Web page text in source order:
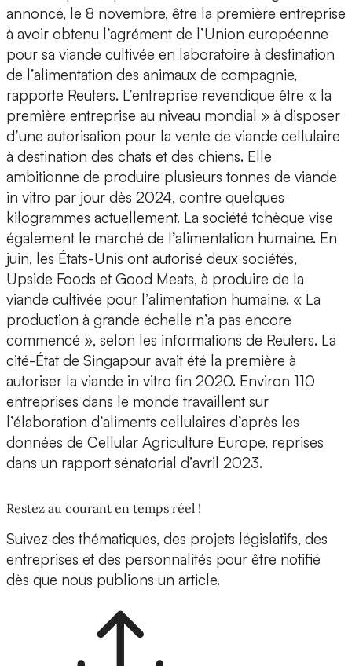
annoncé, le 8 novembre, être la première entreprise
à avoir obtenu l’agrément de l’Union européenne
pour sa viande cultivée en laboratoire à destination
de l’alimentation des animaux de compagnie,
rapporte Reuters. L’entreprise revendique être « la
première entreprise au niveau mondial » à disposer
d’une autorisation pour la vente de viande cellulaire
à destination des chats et des chiens. Elle
ambitionne de produire plusieurs tonnes de viande
in vitro par jour dès 2024, contre quelques
kilogrammes actuellement. La société tchèque vise
également le marché de l’alimentation humaine. En
juin, les États-Unis ont autorisé deux sociétés,
Upside Foods et Good Meats, à produire de la
viande cultivée pour l’alimentation humaine. « La
production à grande échelle n’a pas encore
commencé », selon les informations de Reuters. La
cité-État de Singapour avait été la première à
autoriser la viande in vitro fin 2020. Environ 110
entreprises dans le monde travaillent sur
l’élaboration d’aliments cellulaires d’après les
données de Cellular Agriculture Europe, reprises
dans un rapport sénatorial d’avril 2023.
Restez au courant en temps réel !
Suivez des thématiques, des projets législatifs, des
entreprises et des personnalités pour être notifié
dès que nous publions un article.